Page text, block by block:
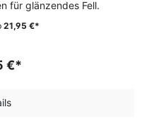
für glänzendes Fell.
21,95 €*
€*